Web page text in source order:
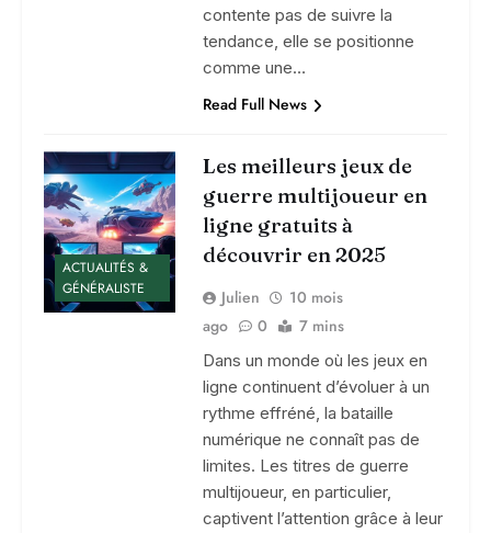
contente pas de suivre la
tendance, elle se positionne
comme une…
Read Full News
ACTUALITÉS &
GÉNÉRALISTE
Les meilleurs jeux de
guerre multijoueur en
ligne gratuits à
découvrir en 2025
Julien
10 mois
ago
0 7 mins
Dans un monde où les jeux en
ligne continuent d’évoluer à un
rythme effréné, la bataille
numérique ne connaît pas de
limites. Les titres de guerre
multijoueur, en particulier,
captivent l’attention grâce à leur